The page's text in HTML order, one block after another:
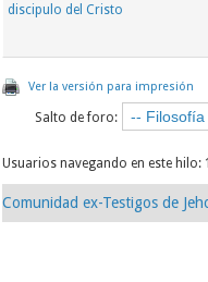
discipulo del Cristo
Ver la versión para impresión
Salto de foro:
Usuarios navegando en este hilo:
Comunidad ex-Testigos de